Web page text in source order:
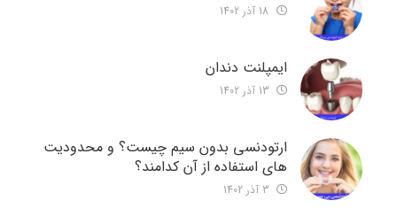
ایمپلنت دندان
ارتودنسی بدون سیم چیست؟ و محدودیت
های استفاده از آن کدامند؟